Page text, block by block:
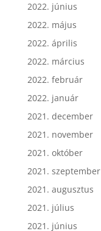
2022. június
2022. május
2022. április
2022. március
2022. február
2022. január
2021. december
2021. november
2021. október
2021. szeptember
2021. augusztus
2021. július
2021. június